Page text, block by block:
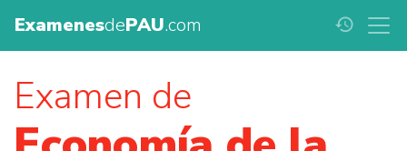
ExamenesdePAU.com history
Examen de